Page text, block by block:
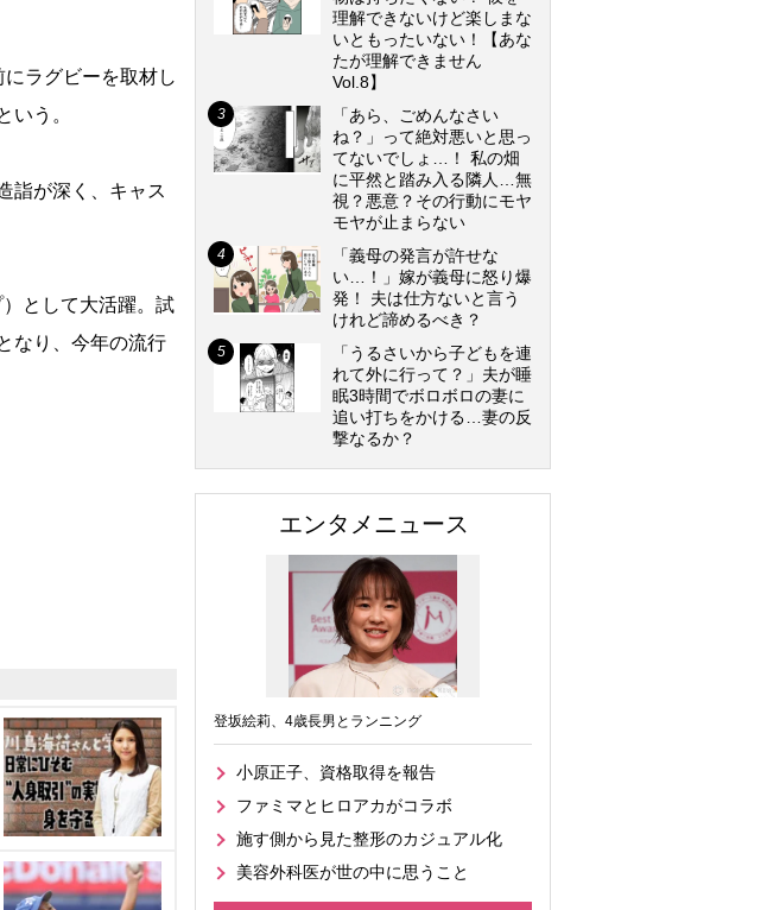
ラグビーを取材し
いう。
詣が深く、キャス
として大活躍。試
なり、今年の流行
理解できないけど楽しまな
いともったいない！【あな
たが理解できません
Vol.8】
「あら、ごめんなさい
ね？」って絶対悪いと思っ
てないでしょ…！ 私の畑
に平然と踏み入る隣人…無
視？悪意？その行動にモヤ
モヤが止まらない
「義母の発言が許せな
い…！」嫁が義母に怒り爆
発！ 夫は仕方ないと言う
けれど諦めるべき？
「うるさいから子どもを連
れて外に行って？」夫が睡
眠3時間でボロボロの妻に
追い打ちをかける…妻の反
撃なるか？
エンタメニュース
登坂絵莉、4歳長男とランニング
小原正子、資格取得を報告
ファミマとヒロアカがコラボ
施す側から見た整形のカジュアル化
美容外科医が世の中に思うこと